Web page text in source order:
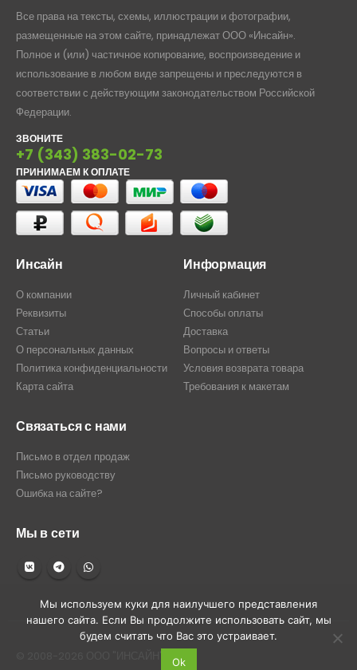
Все права на тексты, схемы, иллюстрации и фотографии,
размещенные на этом сайте, принадлежат ООО «Инсайн».
Полное и (или) частичное копирование, воспроизведение и
использование в любом виде запрещены и преследуются в
соответствии с действующим законодательством Российской
Федерации.
ЗВОНИТЕ
+7 (343) 383-02-73
ПРИНИМАЕМ К ОПЛАТЕ
Инсайн
О компании
Реквизиты
Статьи
О персональных данных
Политика конфиденциальности
Карта сайта
Информация
Личный кабинет
Способы оплаты
Доставка
Вопросы и ответы
Условия возврата товара
Требования к макетам
Связаться с нами
Письмо в отдел продаж
Письмо руководству
Ошибка на сайте?
Мы в сети
Мы используем куки для наилучшего представления
нашего сайта. Если Вы продолжите использовать сайт, мы
будем считать что Вас это устраивает.
Ok